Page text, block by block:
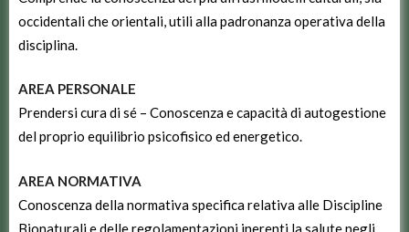
occidentali che orientali, utili alla padronanza operativa della
disciplina.
AREA PERSONALE
Prendersi cura di sé – Conoscenza e capacità di autogestione
del proprio equilibrio psicofisico ed energetico.
AREA NORMATIVA
Conoscenza della normativa specifica relativa alle Discipline
Bionaturali e delle regolamentazioni inerenti la salute negli